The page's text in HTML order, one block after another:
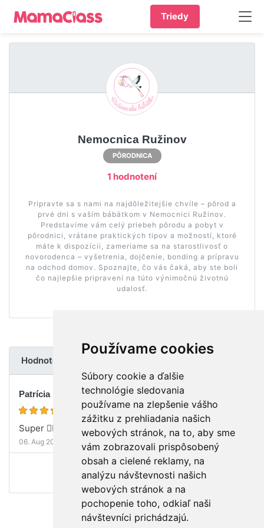
Používame cookies
Súbory cookie a ďalšie
technológie sledovania
používame na zlepšenie vášho
zážitku z prehliadania našich
webových stránok, na to, aby sme
vám zobrazovali prispôsobený
obsah a cielené reklamy, na
analýzu návštevnosti našich
webových stránok a na
pochopenie toho, odkiaľ naši
návštevníci prichádzajú.
Triedy
Nemocnica Ružinov
PÔRODNICA
1 hodnotení
Pripravte sa s nami na najdôležitejšie chvíle – pôrod a
prvé dni s vaším bábätkom v Nemocnici Ružinov.
Predstavíme vám celý priebeh pôrodu a pobyt v
pôrodnici, vrátane praktických tipov a možností, ktoré
máte k dispozícii, zameriame sa na starostlivosť o
novorodenca – vyšetrenia, dojčenie, bonding a prípravu
na odchod domov. Spoznajte, čo vás čaká, aby ste boli
čo najlepšie pripravení na túto výnimočnú životnú
udalosť.
Hodnotenia
Patrícia
Super 👍🏻 (Pôrodnica Ružinov)
06. Aug 2026